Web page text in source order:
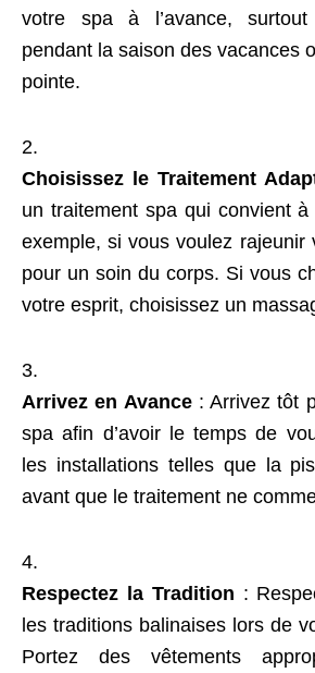
votre spa à l’avance,
pendant la saison des vacances
pointe.
Choisissez le Traitement
un traitement spa qui convient
exemple, si vous voulez rajeunir
pour un soin du corps. Si vous
votre esprit, choisissez un
Arrivez en Avance: Arrivez tôt
spa afin d’avoir le temps de
les installations telles que la
avant que le traitement ne
Respectez la Tradition :
les traditions balinaises lors de
Portez des vêtements